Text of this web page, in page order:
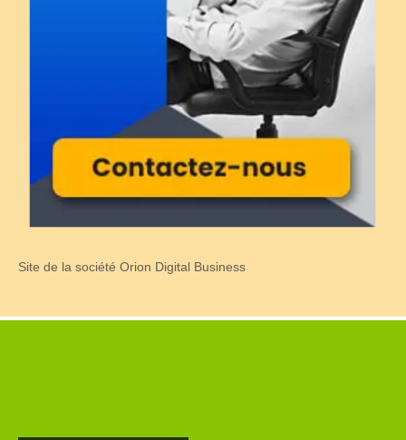
Site de la société Orion Digital Business